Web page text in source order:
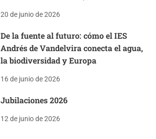
20 de junio de 2026
De la fuente al futuro: cómo el IES
Andrés de Vandelvira conecta el agua,
la biodiversidad y Europa
16 de junio de 2026
Jubilaciones 2026
12 de junio de 2026